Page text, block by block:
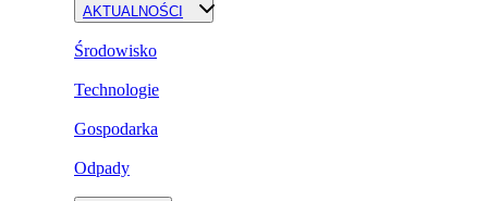
AKTUALNOŚCI
Środowisko
Technologie
Gospodarka
Odpady